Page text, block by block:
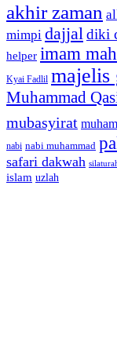
akhir zaman
mimpi dajjal diki
helper imam
Kyai Fadlil majelis
Muhammad
mubasyirat
nabi nabi muhammad
safari dakwah
islam uzlah